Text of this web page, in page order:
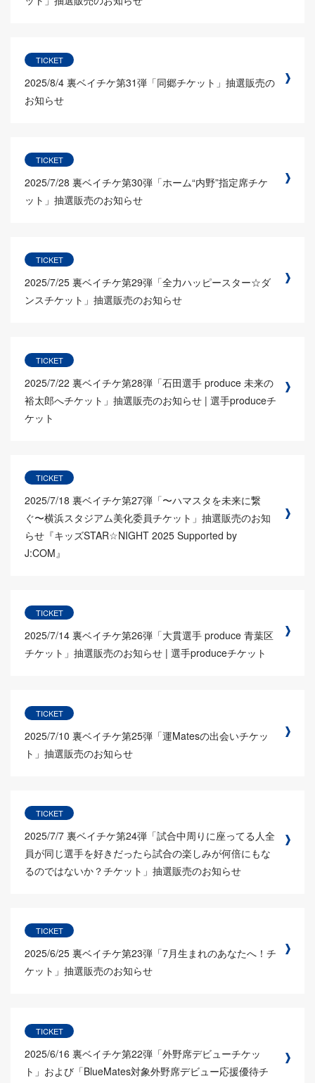
TICKET
2025/8/4 裏ベイチケ第31弾「同郷チケット」抽選販売の
お知らせ
TICKET
2025/7/28 裏ベイチケ第30弾「ホーム“内野”指定席チケ
ット」抽選販売のお知らせ
TICKET
2025/7/25 裏ベイチケ第29弾「全力ハッピースター☆ダ
ンスチケット」抽選販売のお知らせ
TICKET
2025/7/22 裏ベイチケ第28弾「石田選手 produce 未来の
裕太郎へチケット」抽選販売のお知らせ | 選手produceチ
ケット
TICKET
2025/7/18 裏ベイチケ第27弾「〜ハマスタを未来に繋
ぐ〜横浜スタジアム美化委員チケット」抽選販売のお知
らせ『キッズSTAR☆NIGHT 2025 Supported by
J:COM』
TICKET
2025/7/14 裏ベイチケ第26弾「大貫選手 produce 青葉区
チケット」抽選販売のお知らせ | 選手produceチケット
TICKET
2025/7/10 裏ベイチケ第25弾「運Matesの出会いチケッ
ト」抽選販売のお知らせ
TICKET
2025/7/7 裏ベイチケ第24弾「試合中周りに座ってる人全
員が同じ選手を好きだったら試合の楽しみが何倍にもな
るのではないか？チケット」抽選販売のお知らせ
TICKET
2025/6/25 裏ベイチケ第23弾「7月生まれのあなたへ！チ
ケット」抽選販売のお知らせ
TICKET
2025/6/16 裏ベイチケ第22弾「外野席デビューチケッ
ト」および「BlueMates対象外野席デビュー応援優待チ